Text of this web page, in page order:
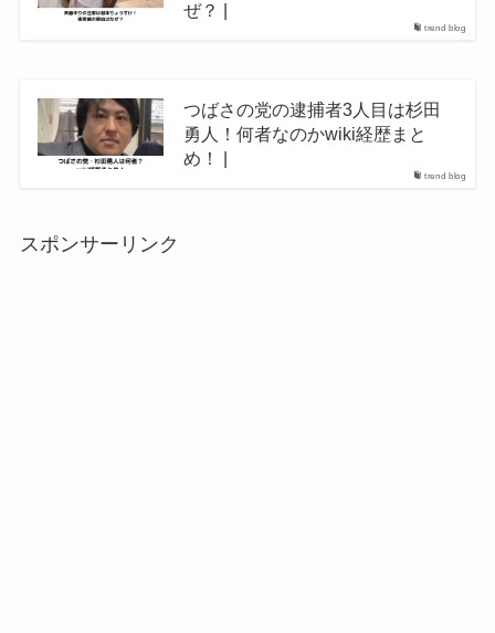
trend blog
ぜ？ |
trend blog
つばさの党の逮捕者3人目は杉田
勇人！何者なのかwiki経歴まと
め！ |
スポンサーリンク